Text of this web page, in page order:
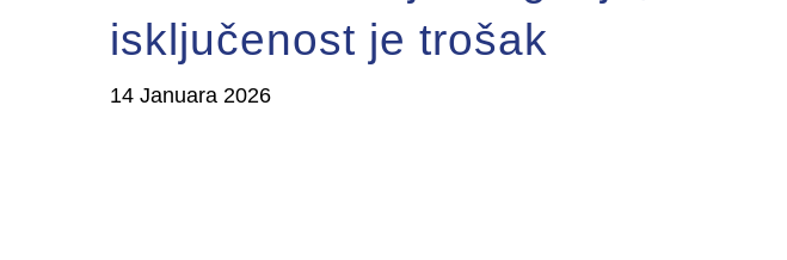
isključenost je trošak
14 Januara 2026